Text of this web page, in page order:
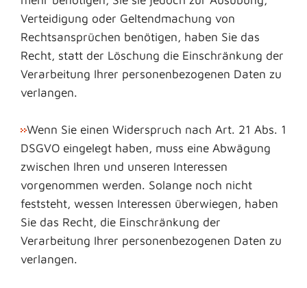
Verteidigung oder Geltendmachung von
Rechtsansprüchen benötigen, haben Sie das
Recht, statt der Löschung die Einschränkung der
Verarbeitung Ihrer personenbezogenen Daten zu
verlangen.
Wenn Sie einen Widerspruch nach Art. 21 Abs. 1
DSGVO eingelegt haben, muss eine Abwägung
zwischen Ihren und unseren Interessen
vorgenommen werden. Solange noch nicht
feststeht, wessen Interessen überwiegen, haben
Sie das Recht, die Einschränkung der
Verarbeitung Ihrer personenbezogenen Daten zu
verlangen.